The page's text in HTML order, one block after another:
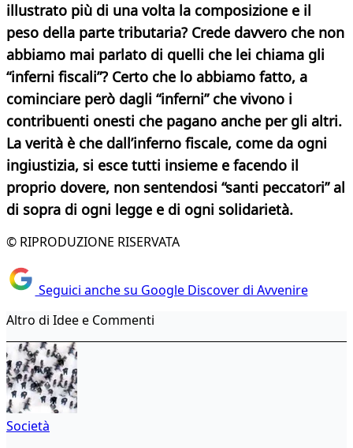
illustrato più di una volta la composizione e il
peso della parte tributaria? Crede davvero che non
abbiamo mai parlato di quelli che lei chiama gli
“inferni fiscali”? Certo che lo abbiamo fatto, a
cominciare però dagli “inferni” che vivono i
contribuenti onesti che pagano anche per gli altri.
La verità è che dall’inferno fiscale, come da ogni
ingiustizia, si esce tutti insieme e facendo il
proprio dovere, non sentendosi “santi peccatori” al
di sopra di ogni legge e di ogni solidarietà.
© RIPRODUZIONE RISERVATA
Seguici anche su Google Discover di Avvenire
Altro di Idee e Commenti
Società